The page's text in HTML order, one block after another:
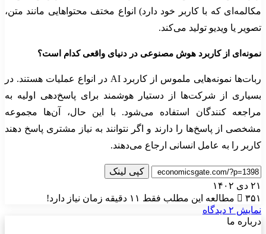
مکالمه‌ای که با کاربر خود دارد) انواع مختف محتواهایی مانند متن،
تصویر یا ویدیو تولید می‌کند.
نمونه‌ای از کاربرد هوش مصنوعی در دنیای واقعی کدام است؟
ربات‌ها نمونه‌هایی ملموس از کاربرد AI در انواع عملیات هستند. در
بسیاری از شرکت‌ها از دستیار هوشمند برای پاسخ‌دهی اولیه به
مراجعه کنندگان استفاده می‌شود. با این حال، آن‌ها مجموعه
مشخصی از پاسخ‌ها را دارند و اگر نتوانند به نیاز مشتری پاسخ دهند
کاربر را به عامل انسانی ارجاع می‌دهند.
کپی لینک
۲۱ دی ۱۴۰۲
۳۵۱
مطالعه این مطلب فقط ۱۱ دقیقه زمان نیاز دارد!
نمایش ۲ دیدگاه
درباره ما